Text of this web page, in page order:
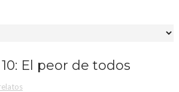
El peor de todos